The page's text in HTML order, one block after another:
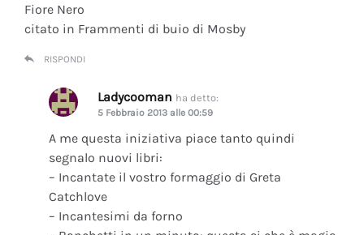
Fiore Nero
citato in Frammenti di buio di Mosby
RISPONDI
Ladycooman ha detto:
5 Febbraio 2013 alle 00:59
A me questa iniziativa piace tanto quindi
segnalo nuovi libri:
– Incantate il vostro formaggio di Greta
Catchlove
– Incantesimi da forno